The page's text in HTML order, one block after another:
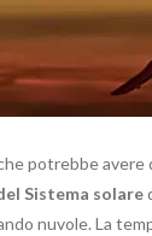
potrebbe
Sistema solare
nuvole. La